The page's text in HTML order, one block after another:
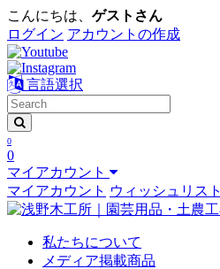
こんにちは、 ゲストさん
ログイン アカウントの作成
言語選択
0
0
マイアカウント
マイアカウント ウィッシュリスト
私たちについて
メディア掲載商品